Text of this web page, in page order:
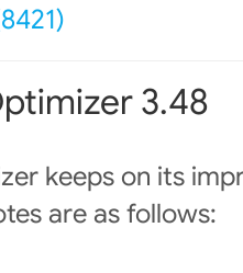
3.48
keeps on its
are as follows: